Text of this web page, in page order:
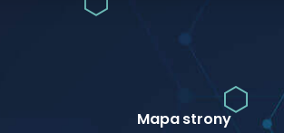
Mapa strony